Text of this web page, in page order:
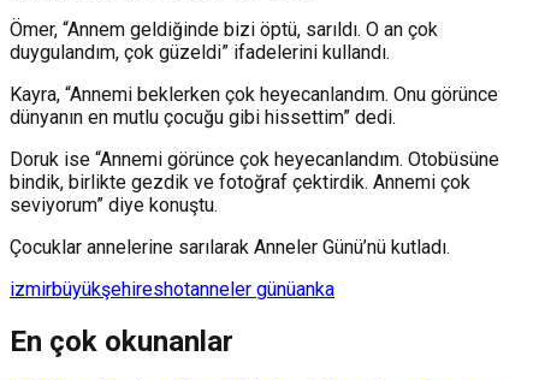
Ömer, “Annem geldiğinde bizi öptü, sarıldı. O an çok
duygulandım, çok güzeldi” ifadelerini kullandı.
Kayra, “Annemi beklerken çok heyecanlandım. Onu görünce
dünyanın en mutlu çocuğu gibi hissettim” dedi.
Doruk ise “Annemi görünce çok heyecanlandım. Otobüsüne
bindik, birlikte gezdik ve fotoğraf çektirdik. Annemi çok
seviyorum” diye konuştu.
Çocuklar annelerine sarılarak Anneler Günü’nü kutladı.
izmirbüyükşehireshotanneler günüanka
En çok okunanlar